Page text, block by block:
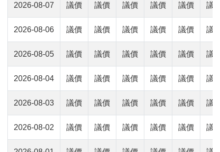
2026-08-07 議價 議價 議價 議價 議價 議
2026-08-06 議價 議價 議價 議價 議價 議
2026-08-05 議價 議價 議價 議價 議價 議
2026-08-04 議價 議價 議價 議價 議價 議
2026-08-03 議價 議價 議價 議價 議價 議
2026-08-02 議價 議價 議價 議價 議價 議